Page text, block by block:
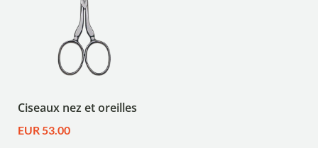
Ciseaux nez et oreilles
EUR 53.00